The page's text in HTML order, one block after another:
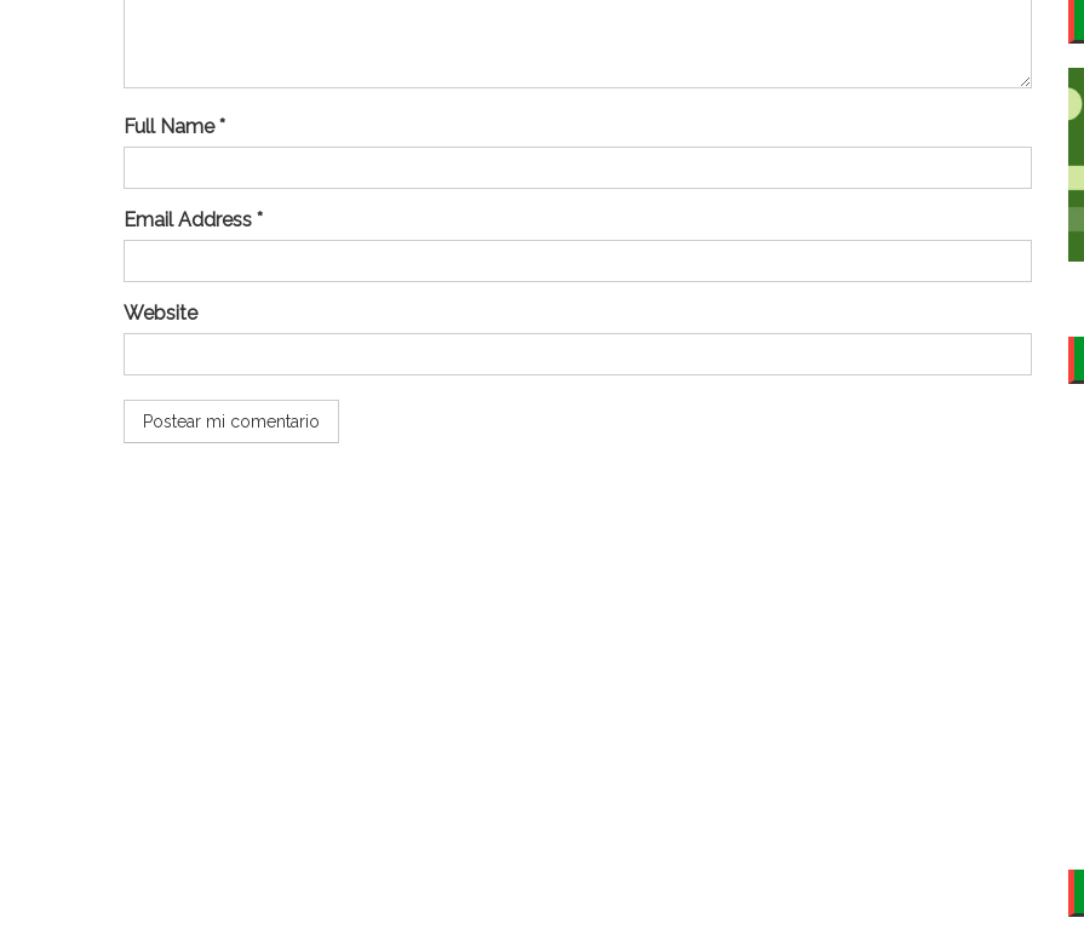
Full Name *
Email Address *
Website